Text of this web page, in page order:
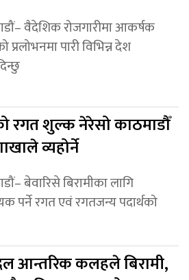
वैदेशिक रोजगारीमा आकर्षक
पारी विभिन्न देश
रगत शुल्क नेरेसो काठमाडौँ
व्यहोर्ने
बेवारिसे बिरामीका लागि
पर्ने रगत एवं रगतजन्य पदार्थको
आन्तरिक कलहले बिरामी,